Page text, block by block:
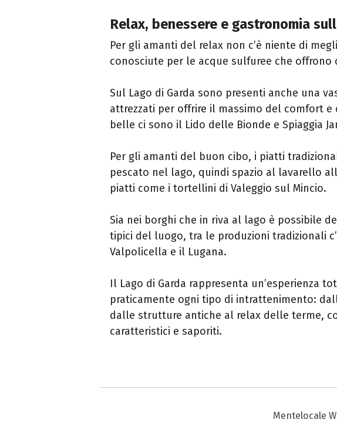
Relax, benessere e gastronomia
Per gli amanti del relax non c’è niente di
conosciute per le acque sulfuree che offrono
Sul Lago di Garda sono presenti anche una
attrezzati per offrire il massimo del comfort e
belle ci sono il Lido delle Bionde e Spiaggia
Per gli amanti del buon cibo, i piatti
pescato nel lago, quindi spazio al lavarello
piatti come i tortellini di Valeggio sul Mincio.
Sia nei borghi che in riva al lago è possibile
tipici del luogo, tra le produzioni tradizionali
Valpolicella e il Lugana.
Il Lago di Garda rappresenta un’esperienza
praticamente ogni tipo di intrattenimento:
dalle strutture antiche al relax delle terme,
caratteristici e saporiti.
Mentelocale